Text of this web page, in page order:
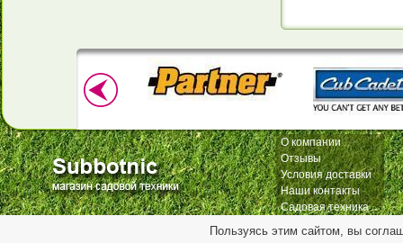
О компании
Отзывы
Условия доставки
Наши контакты
Садовая техника
Пользуясь этим сайтом, вы